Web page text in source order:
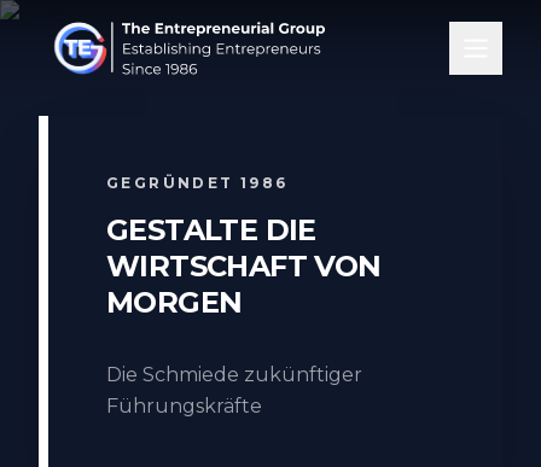
GEGRÜNDET 1986
GESTALTE DIE
WIRTSCHAFT VON
MORGEN
Die Schmiede zukünftiger
Führungskräfte